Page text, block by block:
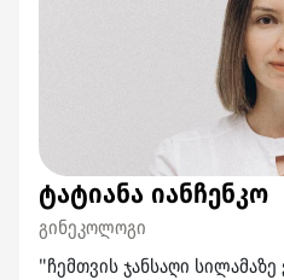
ტატიანა იანჩენკო
გინეკოლოგი
"ჩემთვის ჯანსაღი სილამაზე